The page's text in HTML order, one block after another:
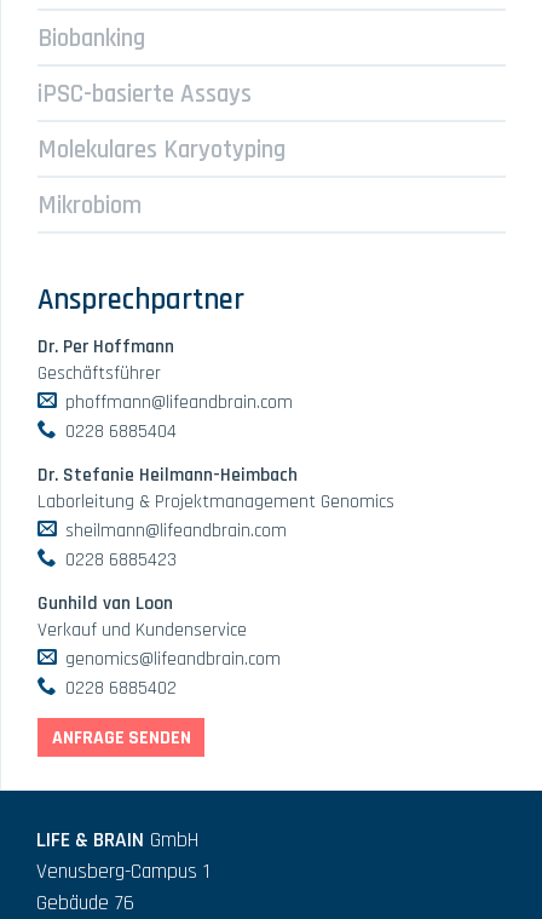
Biobanking
iPSC-basierte Assays
Molekulares Karyotyping
Mikrobiom
Ansprechpartner
Dr. Per Hoffmann
Geschäftsführer
phoffmann@lifeandbrain.com
0228 6885404
Dr. Stefanie Heilmann-Heimbach
Laborleitung & Projektmanagement Genomics
sheilmann@lifeandbrain.com
0228 6885423
Gunhild van Loon
Verkauf und Kundenservice
genomics@lifeandbrain.com
0228 6885402
ANFRAGE SENDEN
LIFE & BRAIN GmbH
Venusberg-Campus 1
Gebäude 76